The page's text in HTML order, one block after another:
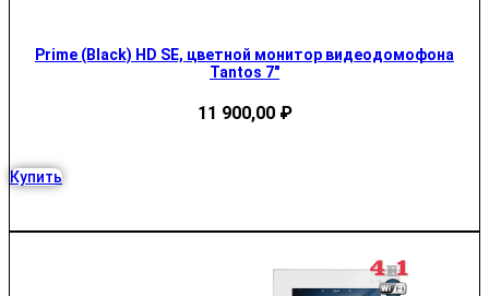
Prime (Black) HD SE, цветной монитор видеодомофона
Tantos 7″
11 900,00 ₽
Купить